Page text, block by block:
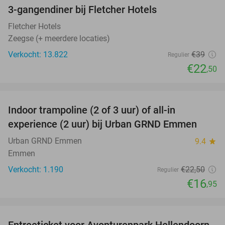
3-gangendiner bij Fletcher Hotels
Fletcher Hotels
Zeegse (+ meerdere locaties)
Verkocht: 13.822
Regulier €39
€22,50
Indoor trampoline (2 of 3 uur) of all-in
experience (2 uur) bij Urban GRND Emmen
Urban GRND Emmen 9.4 star
Emmen
Verkocht: 1.190
Regulier €22,50
€16,95